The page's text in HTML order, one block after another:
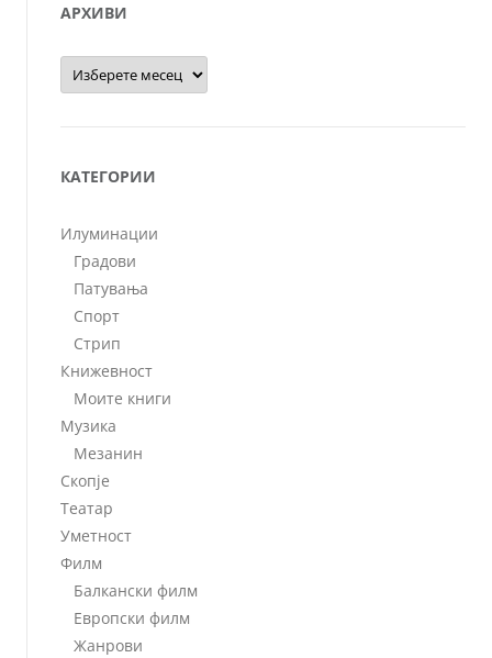
АРХИВИ
Архиви
КАТЕГОРИИ
Илуминации
Градови
Патувања
Спорт
Стрип
Книжевност
Моите книги
Музика
Мезанин
Скопје
Театар
Уметност
Филм
Балкански филм
Европски филм
Жанрови